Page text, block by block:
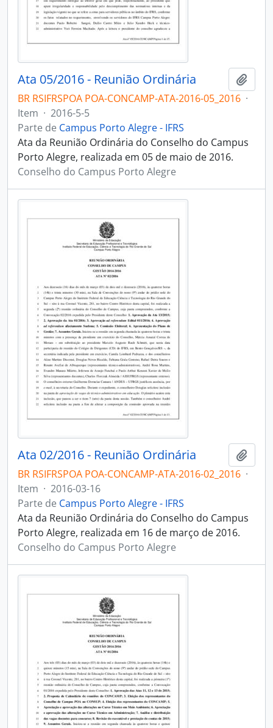
Ata 05/2016 - Reunião Ordinária
BR RSIFRSPOA POA-CONCAMP-ATA-2016-05_2016 ·
Item · 2016-5-5
Parte de Campus Porto Alegre - IFRS
Ata da Reunião Ordinária do Conselho do Campus
Porto Alegre, realizada em 05 de maio de 2016.
Conselho do Campus Porto Alegre
Ata 02/2016 - Reunião Ordinária
BR RSIFRSPOA POA-CONCAMP-ATA-2016-02_2016 ·
Item · 2016-03-16
Parte de Campus Porto Alegre - IFRS
Ata da Reunião Ordinária do Conselho do Campus
Porto Alegre, realizada em 16 de março de 2016.
Conselho do Campus Porto Alegre